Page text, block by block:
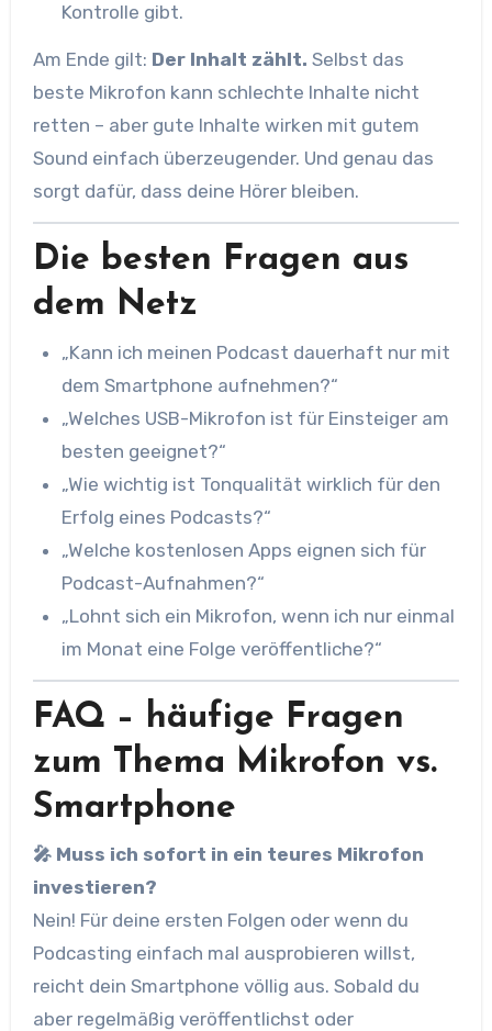
Kontrolle gibt.
Am Ende gilt: Der Inhalt zählt. Selbst das
beste Mikrofon kann schlechte Inhalte nicht
retten – aber gute Inhalte wirken mit gutem
Sound einfach überzeugender. Und genau das
sorgt dafür, dass deine Hörer bleiben.
Die besten Fragen aus
dem Netz
„Kann ich meinen Podcast dauerhaft nur mit
dem Smartphone aufnehmen?“
„Welches USB-Mikrofon ist für Einsteiger am
besten geeignet?“
„Wie wichtig ist Tonqualität wirklich für den
Erfolg eines Podcasts?“
„Welche kostenlosen Apps eignen sich für
Podcast-Aufnahmen?“
„Lohnt sich ein Mikrofon, wenn ich nur einmal
im Monat eine Folge veröffentliche?“
FAQ – häufige Fragen
zum Thema Mikrofon vs.
Smartphone
🎤 Muss ich sofort in ein teures Mikrofon
investieren?
Nein! Für deine ersten Folgen oder wenn du
Podcasting einfach mal ausprobieren willst,
reicht dein Smartphone völlig aus. Sobald du
aber regelmäßig veröffentlichst oder